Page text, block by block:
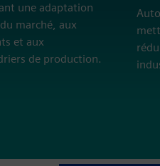
une adaptation
marché, aux
et aux
de production.